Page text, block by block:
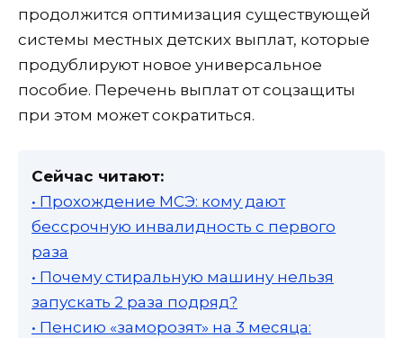
продолжится оптимизация существующей
системы местных детских выплат, которые
продублируют новое универсальное
пособие. Перечень выплат от соцзащиты
при этом может сократиться.
Сейчас читают:
• Прохождение МСЭ: кому дают
бессрочную инвалидность с первого
раза
• Почему стиральную машину нельзя
запускать 2 раза подряд?
• Пенсию «заморозят» на 3 месяца: